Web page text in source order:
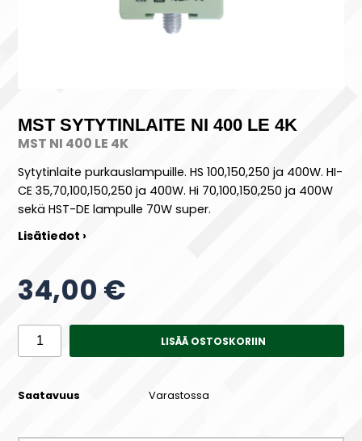
MST SYTYTINLAITE NI 400 LE 4K
MST NI 400 LE 4K
Sytytinlaite purkauslampuille. HS 100,150,250 ja 400W. HI-
CE 35,70,100,150,250 ja 400W. Hi 70,100,150,250 ja 400W
sekä HST-DE lampulle 70W super.
Lisätiedot ›
34,00 €
LISÄÄ OSTOSKORIIN
Saatavuus Varastossa